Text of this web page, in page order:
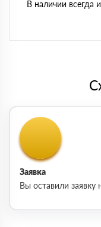
В наличии всегда
Заявка
Вы оставили заявку